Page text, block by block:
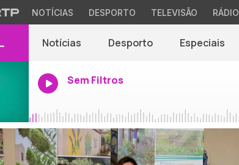
NOTÍCIAS DESPORTO TELEVISÃO RÁDIO
Notícias Desporto Especiais
Sem Filtros